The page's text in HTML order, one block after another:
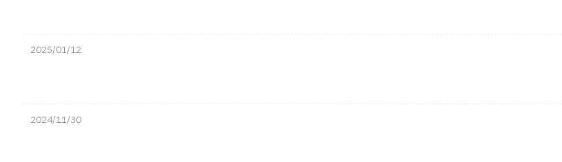
2025/01/12
2024/11/30